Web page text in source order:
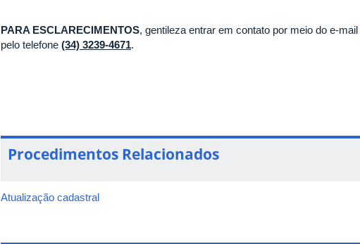
PARA ESCLARECIMENTOS, gentileza entrar em contato por meio do e-mail
pelo telefone (34) 3239-4671.
Procedimentos Relacionados
Atualização cadastral